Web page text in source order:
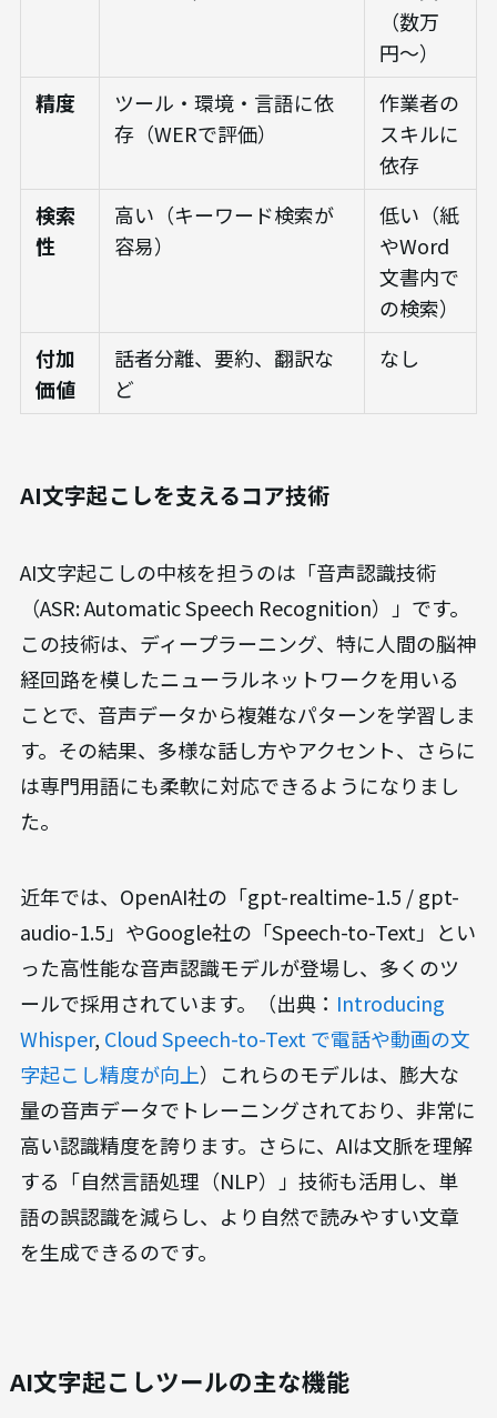
（数万
円〜）
精度
ツール・環境・言語に依
存（WERで評価）
作業者の
スキルに
依存
検索
性
高い（キーワード検索が
容易）
低い（紙
やWord
文書内で
の検索）
付加
価値
話者分離、要約、翻訳な
ど
なし
AI文字起こしを支えるコア技術
AI文字起こしの中核を担うのは「音声認識技術
（ASR: Automatic Speech Recognition）」です。
この技術は、ディープラーニング、特に人間の脳神
経回路を模したニューラルネットワークを用いる
ことで、音声データから複雑なパターンを学習しま
す。その結果、多様な話し方やアクセント、さらに
は専門用語にも柔軟に対応できるようになりまし
た。
近年では、OpenAI社の「gpt-realtime-1.5 / gpt-
audio-1.5」やGoogle社の「Speech-to-Text」とい
った高性能な音声認識モデルが登場し、多くのツ
ールで採用されています。（出典： Introducing
Whisper, Cloud Speech-to-Text で電話や動画の文
字起こし精度が向上）これらのモデルは、膨大な
量の音声データでトレーニングされており、非常に
高い認識精度を誇ります。さらに、AIは文脈を理解
する「自然言語処理（NLP）」技術も活用し、単
語の誤認識を減らし、より自然で読みやすい文章
を生成できるのです。
AI文字起こしツールの主な機能